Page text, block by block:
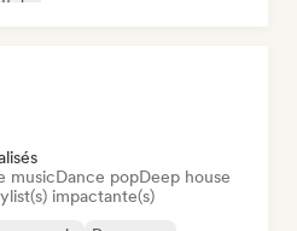
musicDance popDeep house
impactante(s)